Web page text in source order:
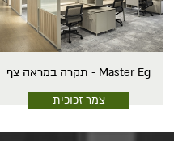
צמר זכוכית
Master Eg - תקרה במראה צף